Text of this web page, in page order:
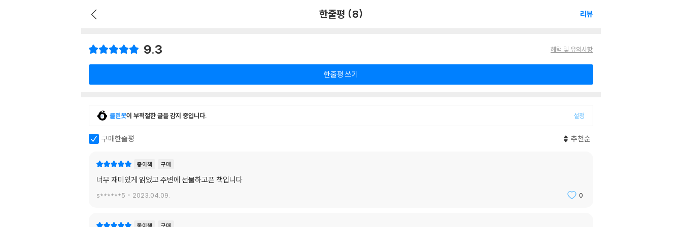
한줄평 (8) 리뷰
9.3 혜택 및 유의사항
한줄평 쓰기
클린봇이 부적절한 글을 감지 중입니다. 설정
구매한줄평 추천순
종이책 구매
너무 재미있게 읽었고 주변에 선물하고픈 책입니다
s******5 2023.04.09. 0
종이책 구매